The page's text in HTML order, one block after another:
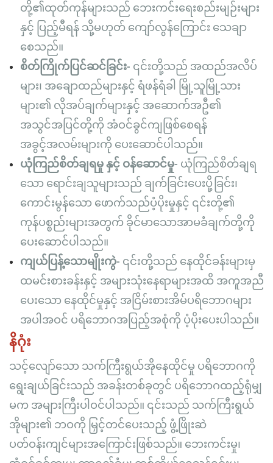
တို့၏ထုတ်ကုန်များသည် ဘေးကင်းရေးစည်းမျဉ်းများ
နှင့် ပြည့်မီရန် သို့မဟုတ် ကျော်လွန်ကြောင်း သေချာ
စေသည်။
စိတ်ကြိုက်ပြင်ဆင်ခြင်း- ၎င်းတို့သည် အထည်အလိပ်
များ၊ အချောထည်များနှင့် ရံဖန်ရံခါ မြို့သူမြို့သား
များ၏ လိုအပ်ချက်များနှင့် အဆောက်အဦ၏
အသွင်အပြင်တို့ကို အံဝင်ခွင်ကျဖြစ်စေရန်
အခွင့်အလမ်းများကို ပေးဆောင်ပါသည်။
ယုံကြည်စိတ်ချရမှု နှင့် ဝန်ဆောင်မှု- ယုံကြည်စိတ်ချရ
သော ရောင်းချသူများသည် ချက်ခြင်းပေးပို့ခြင်း၊
ကောင်းမွန်သော ဖောက်သည်ပံ့ပိုးမှုနှင့် ၎င်းတို့၏
ကုန်ပစ္စည်းများအတွက် ခိုင်မာသောအာမခံချက်တို့ကို
ပေးဆောင်ပါသည်။
ကျယ်ပြန့်သောမျိုးကွဲ- ၎င်းတို့သည် နေထိုင်ခန်းများမှ
ထမင်းစားခန်းနှင့် အများသုံးနေရာများအထိ အကူအညီ
ပေးသော နေထိုင်မှုနှင့် အငြိမ်းစားအိမ်ပရိဘောဂများ
အပါအဝင် ပရိဘောဂအပြည့်အစုံကို ပံ့ပိုးပေးပါသည်။
နိဂုံး
သင့်လျော်သော သက်ကြီးရွယ်အိုနေထိုင်မှု ပရိဘောဂကို
ရွေးချယ်ခြင်းသည် အခန်းတစ်ခုတွင် ပရိဘောဂထည့်ရုံမျှ
မက အများကြီးပါဝင်ပါသည်။ ၎င်းသည် သက်ကြီးရွယ်
အိုများ၏ ဘဝကို မြှင့်တင်ပေးသည့် ဖွံ့ဖြိုးဆဲ
ပတ်ဝန်းကျင်များအကြောင်းဖြစ်သည်။ ဘေးကင်းမှု၊